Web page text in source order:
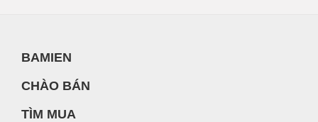
BAMIEN
CHÀO BÁN
TÌM MUA